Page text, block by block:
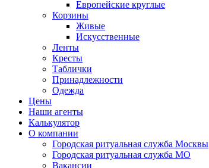
Европейские круглые
Корзины
Живые
Искусственные
Ленты
Кресты
Таблички
Принадлежности
Одежда
Цены
Наши агенты
Калькулятор
О компании
Городская ритуальная служба Москвы
Городская ритуальная служба МО
Вакансии